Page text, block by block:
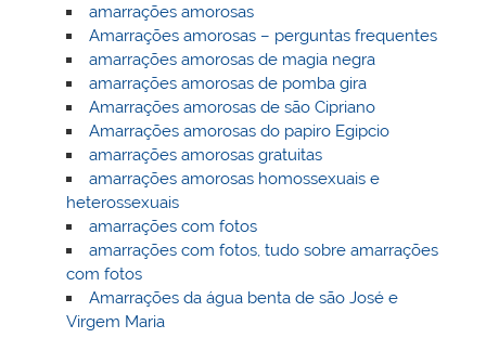
amarrações amorosas
Amarrações amorosas – perguntas frequentes
amarrações amorosas de magia negra
amarrações amorosas de pomba gira
Amarrações amorosas de são Cipriano
Amarrações amorosas do papiro Egipcio
amarrações amorosas gratuitas
amarrações amorosas homossexuais e
heterossexuais
amarrações com fotos
amarrações com fotos, tudo sobre amarrações
com fotos
Amarrações da água benta de são José e
Virgem Maria